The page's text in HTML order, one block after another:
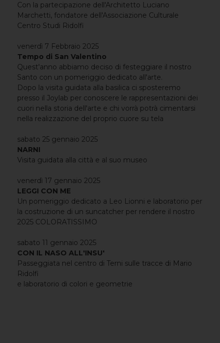
Con la partecipazione dell'Architetto Luciano
Marchetti, fondatore dell'Associazione Culturale
Centro Studi Ridolfi
venerdì 7 Febbraio 2025
Tempo di San Valentino
Quest'anno abbiamo deciso di festeggiare il nostro
Santo con un pomeriggio dedicato all'arte.
Dopo la visita guidata alla basilica ci sposteremo
presso il Joylab per conoscere le rappresentazioni dei
cuori nella storia dell'arte e chi vorrà potrà cimentarsi
nella realizzazione del proprio cuore su tela
sabato 25 gennaio 2025
NARNI
Visita guidata alla città e al suo museo
venerdì 17 gennaio 2025
LEGGI CON ME
Un pomeriggio dedicato a Leo Lionni e laboratorio per
la costruzione di un suncatcher per rendere il nostro
2025 COLORATISSIMO
sabato 11 gennaio 2025
CON IL NASO ALL'INSU'
Passeggiata nel centro di Terni sulle tracce di Mario
Ridolfi
e laboratorio di colori e geometrie